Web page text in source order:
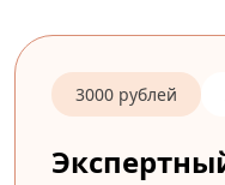
3000 рублей